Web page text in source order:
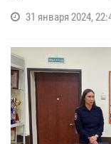
31 января 2024,